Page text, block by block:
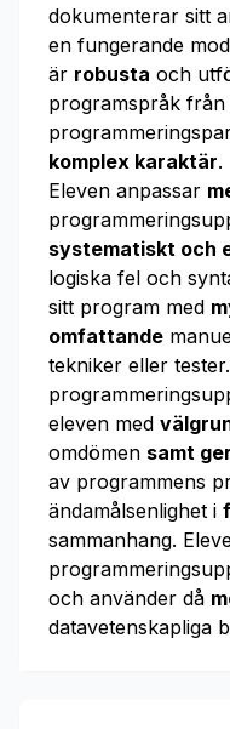
dokumenterar sitt
en fungerande
är robusta och
programspråk från
komplex karaktär.
Eleven anpassar
systematiskt och
logiska fel och
sitt program med
omfattande
tekniker eller
eleven med
omdömen samt
av programmens
ändamålsenlighet i
sammanhang.
och använder då
datavetenskapliga